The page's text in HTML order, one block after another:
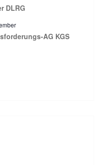
DLRG
AG KGS